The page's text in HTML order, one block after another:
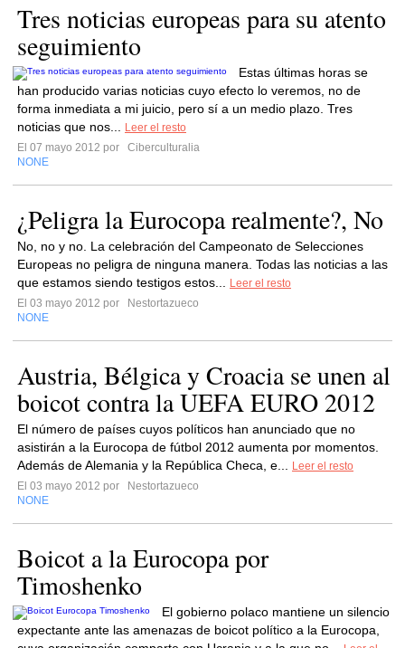
Tres noticias europeas para su atento
seguimiento
Estas últimas horas se
han producido varias noticias cuyo efecto lo veremos, no de
forma inmediata a mi juicio, pero sí a un medio plazo. Tres
noticias que nos...
Leer el resto
El 07 mayo 2012 por
Ciberculturalia
NONE
¿Peligra la Eurocopa realmente?, No
No, no y no. La celebración del Campeonato de Selecciones
Europeas no peligra de ninguna manera. Todas las noticias a las
que estamos siendo testigos estos...
Leer el resto
El 03 mayo 2012 por
Nestortazueco
NONE
Austria, Bélgica y Croacia se unen al
boicot contra la UEFA EURO 2012
El número de países cuyos políticos han anunciado que no
asistirán a la Eurocopa de fútbol 2012 aumenta por momentos.
Además de Alemania y la República Checa, e...
Leer el resto
El 03 mayo 2012 por
Nestortazueco
NONE
Boicot a la Eurocopa por
Timoshenko
El gobierno polaco mantiene un silencio
expectante ante las amenazas de boicot político a la Eurocopa,